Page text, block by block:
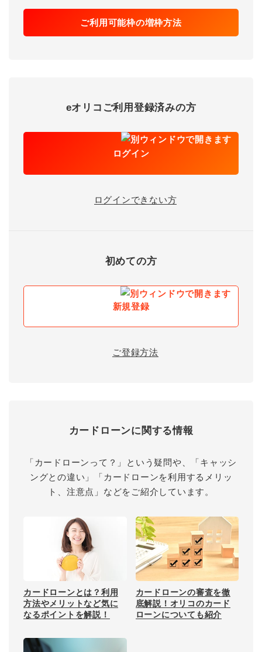
ご利用可能枠の増枠方法
eオリコご利用登録済みの方
ログイン
ログインできない方
初めての方
新規登録
ご登録方法
カードローンに関する情報
「カードローンって？」という疑問や、「キャッシ
ングとの違い」「カードローンを利用するメリッ
ト、注意点」などをご紹介しています。
カードローンとは？利用
方法やメリットなど気に
なるポイントを解説！
カードローンの審査を徹
底解説！オリコのカード
ローンについても紹介